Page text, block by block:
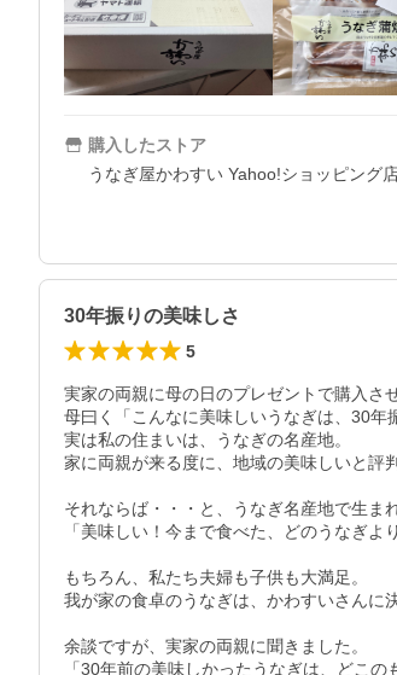
購入したストア
うなぎ屋かわすい Yahoo!ショッピング
30年振りの美味しさ
5
実家の両親に母の日のプレゼントで購入さ
母曰く「こんなに美味しいうなぎは、30年
実は私の住まいは、うなぎの名産地。
家に両親が来る度に、地域の美味しいと評
それならば・・・と、うなぎ名産地で生ま
「美味しい！今まで食べた、どのうなぎよ
もちろん、私たち夫婦も子供も大満足。
我が家の食卓のうなぎは、かわすいさんに
余談ですが、実家の両親に聞きました。
「30年前の美味しかったうなぎは、どこの